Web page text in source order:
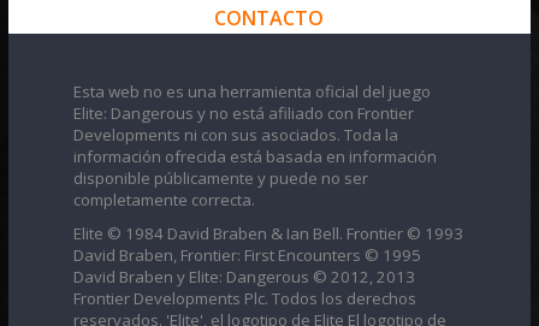
CONTACTO
Esta web no es una herramienta oficial del juego
Elite: Dangerous y no está afiliado con Frontier
Developments ni con sus asociados. Toda la
información ofrecida está basada en información
disponible públicamente y puede no ser
completamente correcta.
Elite © 1984 David Braben & Ian Bell. Frontier © 1993
David Braben, Frontier: First Encounters © 1995
David Braben y Elite: Dangerous © 2012, 2013
Frontier Developments Plc. Todos los derechos
reservados. 'Elite', el logotipo de Elite El logotipo de